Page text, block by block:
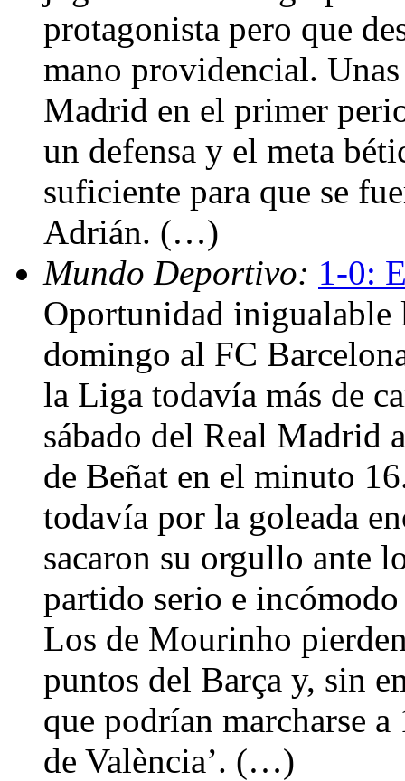
protagonista pero que
mano providencial.
Madrid en el primer
un defensa y el meta
suficiente para que se
Adrián. (…)
Mundo Deportivo: 1-0:
Oportunidad inigualable
domingo al FC
la Liga todavía más de
sábado del Real Madrid
de Beñat en el minuto
todavía por la goleada
sacaron su orgullo ante
partido serio e
Los de Mourinho
puntos del Barça y, sin
que podrían marcharse
de València’. (…)